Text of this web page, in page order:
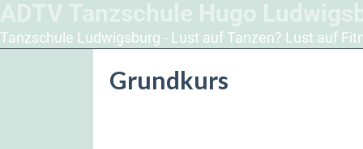
Tanzschule Ludwigsburg - Lust auf Tanzen? Lust auf
Grundkurs